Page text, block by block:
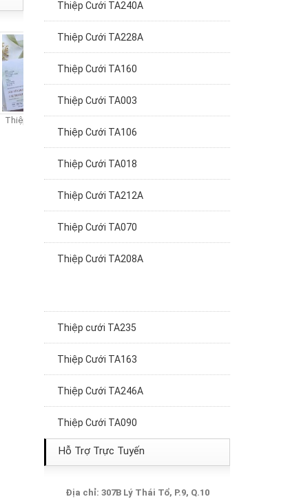
Thiệp cưới TA320
Thiệp Cưới TA046
Hỗ Trợ Trực Tuyến
Địa chỉ: 307B Lý Thái Tổ, P.9, Q.10